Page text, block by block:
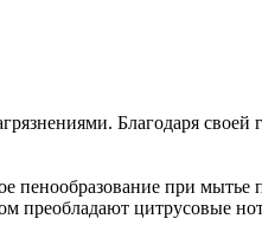
Благодаря
при
преобладают цитрусовые